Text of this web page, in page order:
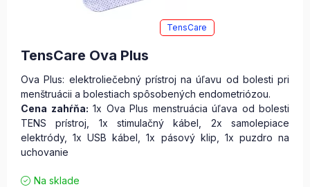
TensCare
TensCare Ova Plus
Ova Plus: elektroliečebný prístroj na úľavu od bolesti pri
menštruácii a bolestiach spôsobených endometriózou.
Cena zahŕňa: 1x Ova Plus menstruácia úľava od bolesti
TENS prístroj, 1x stimulačný kábel, 2x samolepiace
elektródy, 1x USB kábel, 1x pásový klip, 1x puzdro na
uchovanie
Na sklade